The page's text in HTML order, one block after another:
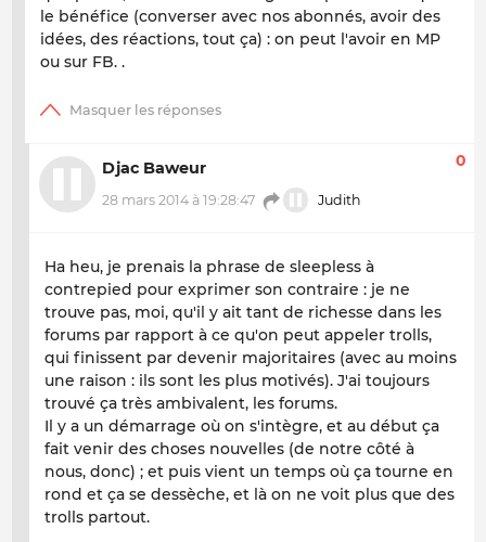
le bénéfice (converser avec nos abonnés, avoir des
idées, des réactions, tout ça) : on peut l'avoir en MP
ou sur FB. .
Djac Baweur
28 mars 2014 à 19:28:47 Judith
0
Ha heu, je prenais la phrase de sleepless à
contrepied pour exprimer son contraire : je ne
trouve pas, moi, qu'il y ait tant de richesse dans les
forums par rapport à ce qu'on peut appeler trolls,
qui finissent par devenir majoritaires (avec au moins
une raison : ils sont les plus motivés). J'ai toujours
trouvé ça très ambivalent, les forums.
Il y a un démarrage où on s'intègre, et au début ça
fait venir des choses nouvelles (de notre côté à
nous, donc) ; et puis vient un temps où ça tourne en
rond et ça se dessèche, et là on ne voit plus que des
trolls partout.